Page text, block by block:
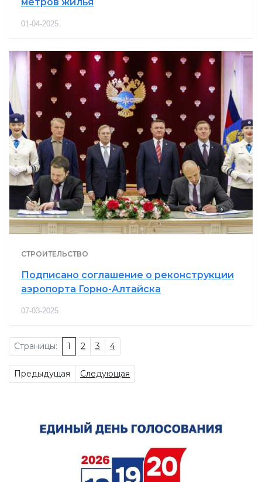
01-04-2025
СТРОИТЕЛЬСТВО
Подписано соглашение о реконструкции
аэропорта Горно-Алтайска
07-03-2025
Страницы: 1 2 3 4
Предыдущая Следующая